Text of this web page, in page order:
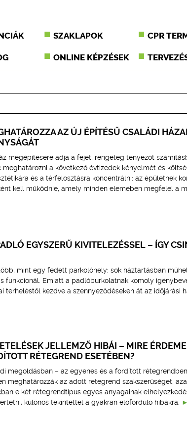
SZAKLAPOK CPR
ONLINE KÉPZÉSEK
AZ ÚJ ÉPÍTÉSŰ CSALÁDI
megépítésére adja a fejét, rengeteg tényezőt
a következő évtizedek kényelmét és
és a térfelosztásra koncentrálni: az épületnek
kell működnie, amely minden elemében megfelel a
EGYSZERŰ KIVITELEZÉSSEL – ÍGY
mint egy fedett parkolóhely: sok háztartásban
funkcionál. Emiatt a padlóburkolatnak komoly
terheléstől kezdve a szennyeződéseken át az időjárási
JELLEMZŐ HIBÁI – MIRE
RÉTEGREND ESETÉBEN?
megoldásban – az egyenes és a fordított
meghatározzák az adott rétegrend szakszerűségét,
e két rétegrendtípus egyes anyagainak
különös tekintettel a gyakran előforduló hibákra.